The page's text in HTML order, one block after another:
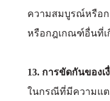
ความสมบูรณ์หรือ
หรือกฎเกณฑ์อื่นที่เ
13. การขัดกันของ
ในกรณีที่มีความแต